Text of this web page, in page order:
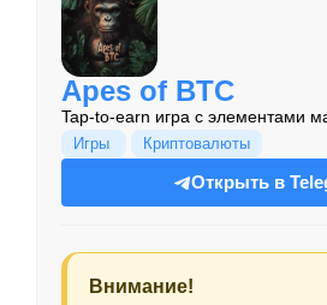
Apes of BTC
Tap-to-earn игра с элементами
Игры Криптовалюты
Открыть в
Внимание!